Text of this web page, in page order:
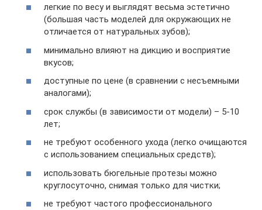
легкие по весу и выглядят весьма эстетично
(большая часть моделей для окружающих не
отличается от натуральных зубов);
минимально влияют на дикцию и восприятие
вкусов;
доступные по цене (в сравнении с несъемными
аналогами);
срок службы (в зависимости от модели) – 5-10
лет;
не требуют особенного ухода (легко очищаются
с использованием специальных средств);
использовать бюгельные протезы можно
круглосуточно, снимая только для чистки;
не требуют частого профессионального